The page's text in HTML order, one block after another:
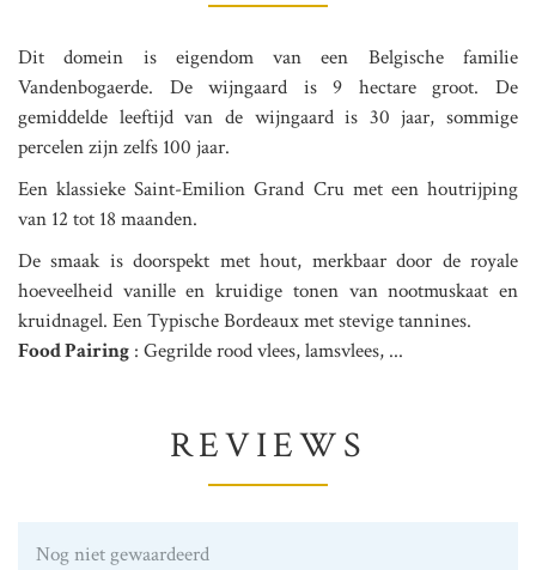
Dit domein is eigendom van een Belgische familie
Vandenbogaerde. De wijngaard is 9 hectare groot. De
gemiddelde leeftijd van de wijngaard is 30 jaar, sommige
percelen zijn zelfs 100 jaar.
Een klassieke Saint-Emilion Grand Cru met een houtrijping
van 12 tot 18 maanden.
De smaak is doorspekt met hout, merkbaar door de royale
hoeveelheid vanille en kruidige tonen van nootmuskaat en
kruidnagel. Een Typische Bordeaux met stevige tannines.
Food Pairing : Gegrilde rood vlees, lamsvlees, ...
REVIEWS
Nog niet gewaardeerd